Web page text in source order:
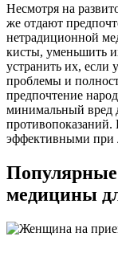
Несмотря на
же отдают
нетрадиционной
кисты, уменьшить
устранить их, если
проблемы и
предпочтение
минимальный вред
противопоказаний.
эффективными при
медицины